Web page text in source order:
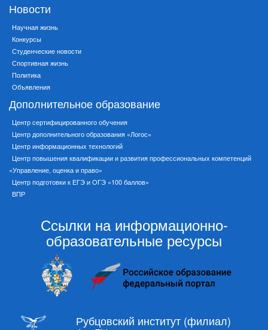
Новости
Научная жизнь
Конкурсы
Студенческие новости
Спортивная жизнь
Политика
Объявления
Дополнительное образование
Центр сертифицированного обучения
Центр дополнительного образования «Логос»
Центр информационных технологий
Центр повышения квалификации и развития профессиональных компетенций
«Управление, оценка и право»
Центр подготовки к ЕГЭ и ОГЭ «100 баллов»
ВПР
Ссылки на информационно-
образовательные ресурсы
Рубцовский институт (филиал)